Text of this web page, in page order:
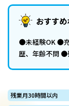
おすす
●未経験OK ●
歴、年齢不問
残業月30時間以内